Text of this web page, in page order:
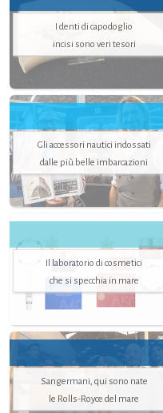
I denti di capodoglio
incisi sono veri tesori
Gli accessori nautici indossati
dalle più belle imbarcazioni
Il laboratorio di cosmetici
che si specchia in mare
Sangermani, qui sono nate
le Rolls-Royce del mare